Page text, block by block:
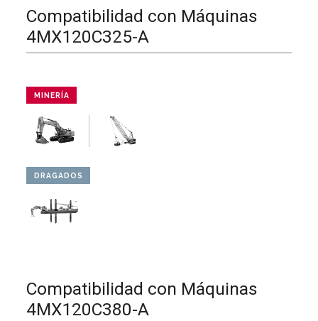
Compatibilidad con Máquinas
4MX120C325-A
MINERÍA
DRAGADOS
Compatibilidad con Máquinas
4MX120C380-A